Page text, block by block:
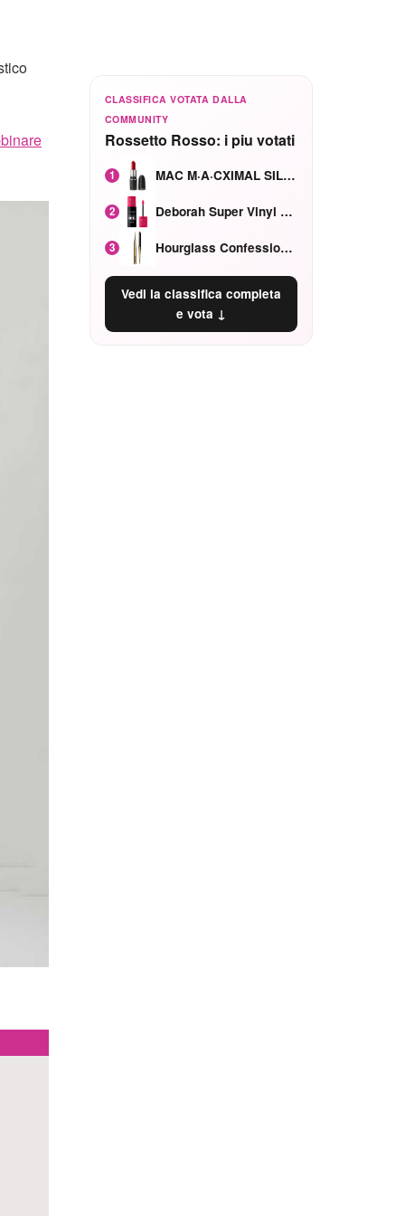
CLASSIFICA VOTATA DALLA
COMMUNITY
Rossetto Rosso: i piu votati
1 MAC M·A·CXIMAL SILKY MATTE Red Rock mat
2 Deborah Super Vinyl Shake Rosa Ciliegia
3 Hourglass Confession Ricaricabile Ultra Preciso Ad Alta Intensità Secretly Classic Red
Vedi la classifica completa
e vota ↓